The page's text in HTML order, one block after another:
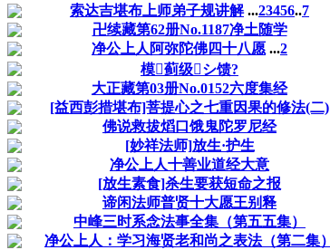
索达吉堪布上师弟子规讲解...23456..7
卍续藏第62册No.1187净土随学
净公上人阿弥陀佛四十八愿 ...2
模蓟级シ馈?
大正藏第03册No.0152六度集经
[益西彭措堪布]菩提心之七重因果的修法(二)
佛说救拔熖口饿鬼陀罗尼经
[妙祥法师]放生·护生
净公上人十善业道经大意
[放生素食]杀生要获短命之报
谛闲法师普贤十大愿王别释
中峰三时系念法事全集（第五五集）
净公上人：学习海贤老和尚之表法（第二集）